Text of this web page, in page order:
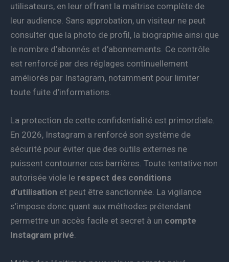
utilisateurs, en leur offrant la maîtrise complète de
leur audience. Sans approbation, un visiteur ne peut
consulter que la photo de profil, la biographie ainsi que
le nombre d’abonnés et d’abonnements. Ce contrôle
est renforcé par des réglages continuellement
améliorés par Instagram, notamment pour limiter
toute fuite d’informations.
La protection de cette confidentialité est primordiale.
En 2026, Instagram a renforcé son système de
sécurité pour éviter que des outils externes ne
puissent contourner ces barrières. Toute tentative non
autorisée viole le respect des conditions
d’utilisation et peut être sanctionnée. La vigilance
s’impose donc quant aux méthodes prétendant
permettre un accès facile et secret à un compte
Instagram privé